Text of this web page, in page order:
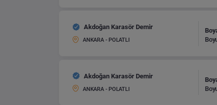
Akdoğan Karasör Demir
ANKARA - POLATLI
Akdoğan Karasör Demir
ANKARA - POLATLI